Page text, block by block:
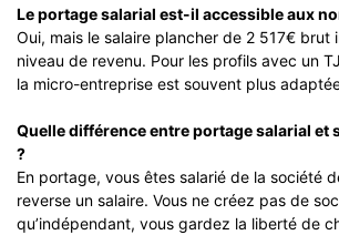
Le portage salarial est-il accessible aux
Oui, mais le salaire plancher de 2 517€ brut
niveau de revenu. Pour les profils avec un
la micro-entreprise est souvent plus
Quelle différence entre portage salarial et
?
En portage, vous êtes salarié de la société
reverse un salaire. Vous ne créez pas de
qu’indépendant, vous gardez la liberté de